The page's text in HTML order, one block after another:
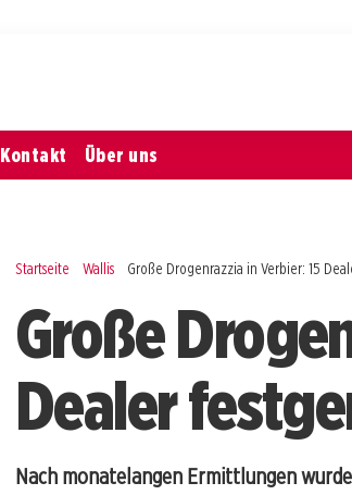
Kontakt Über uns
Startseite Wallis Große Drogenrazzia in Verbier: 15
Große
Dealer
Nach monatelangen Ermittlungen